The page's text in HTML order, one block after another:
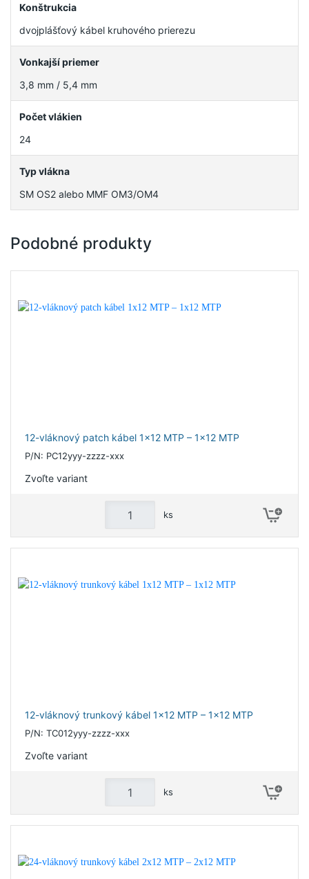
Konštrukcia
dvojplášťový kábel kruhového prierezu
Vonkajší priemer
3,8 mm / 5,4 mm
Počet vlákien
24
Typ vlákna
SM OS2 alebo MMF OM3/OM4
Podobné produkty
12-vláknový patch kábel 1x12 MTP – 1x12 MTP
P/N: PC12yyy-zzzz-xxx
Zvoľte variant
ks
12-vláknový trunkový kábel 1x12 MTP – 1x12 MTP
P/N: TC012yyy-zzzz-xxx
Zvoľte variant
ks